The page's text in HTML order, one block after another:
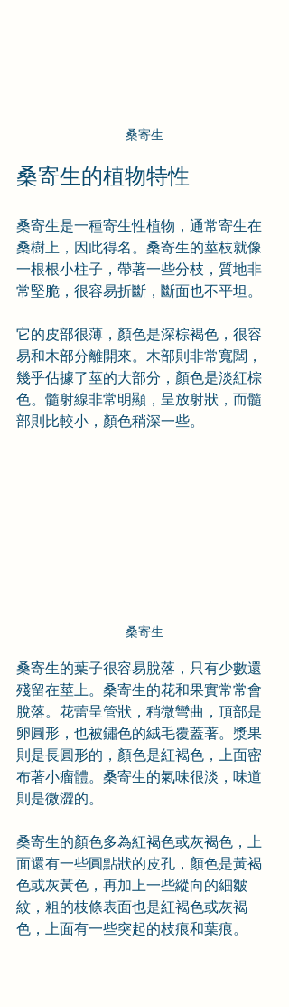
桑寄生
桑寄生的植物特性
桑寄生是一種寄生性植物，通常寄生在
桑樹上，因此得名。桑寄生的莖枝就像
一根根小柱子，帶著一些分枝，質地非
常堅脆，很容易折斷，斷面也不平坦。
它的皮部很薄，顏色是深棕褐色，很容
易和木部分離開來。木部則非常寬闊，
幾乎佔據了莖的大部分，顏色是淡紅棕
色。髓射線非常明顯，呈放射狀，而髓
部則比較小，顏色稍深一些。
桑寄生
桑寄生的葉子很容易脫落，只有少數還
殘留在莖上。桑寄生的花和果實常常會
脫落。花蕾呈管狀，稍微彎曲，頂部是
卵圓形，也被鏽色的絨毛覆蓋著。漿果
則是長圓形的，顏色是紅褐色，上面密
布著小瘤體。桑寄生的氣味很淡，味道
則是微澀的。
桑寄生的顏色多為紅褐色或灰褐色，上
面還有一些圓點狀的皮孔，顏色是黃褐
色或灰黃色，再加上一些縱向的細皺
紋，粗的枝條表面也是紅褐色或灰褐
色，上面有一些突起的枝痕和葉痕。